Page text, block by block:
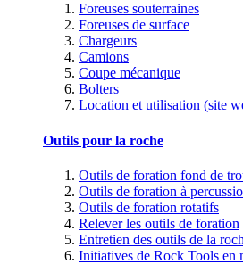
Foreuses souterraines
Foreuses de surface
Chargeurs
Camions
Coupe mécanique
Bolters
Location et utilisation (site
Outils pour la roche
Outils de foration fond de
Outils de foration à
Outils de foration rotatifs
Relever les outils de foration
Entretien des outils de la
Initiatives de Rock Tools en